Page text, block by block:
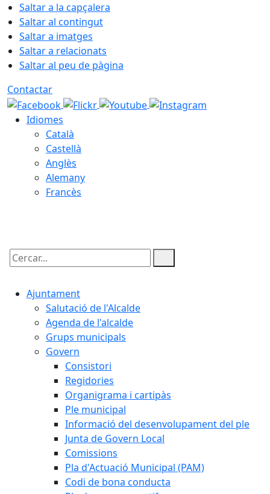
Saltar a la capçalera
Saltar al contingut
Saltar a imatges
Saltar a relacionats
Saltar al peu de pàgina
Contactar
Idiomes
Català
Castellà
Anglès
Alemany
Francès
Cercar:
Ajuntament
Salutació de l'Alcalde
Agenda de l'alcalde
Grups municipals
Govern
Consistori
Regidories
Organigrama i cartipàs
Ple municipal
Informació del desenvolupament del ple
Junta de Govern Local
Comissions
Pla d'Actuació Municipal (PAM)
Codi de bona conducta